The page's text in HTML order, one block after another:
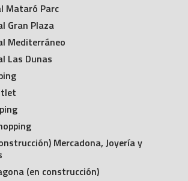
Mataró Parc
Gran Plaza
Mediterráneo
Las Dunas
Mercadona, Joyería y
(en construcción)